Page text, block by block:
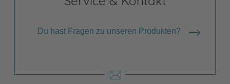
Du hast Fragen zu unseren Produkten?